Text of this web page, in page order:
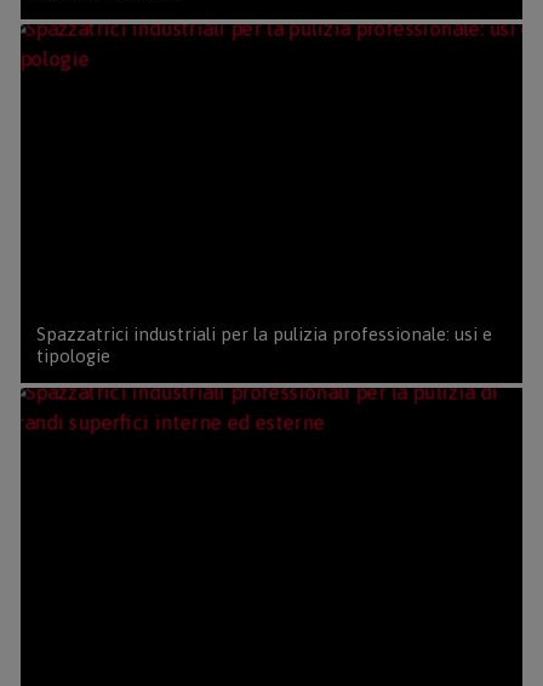
Spazzatrici industriali per la pulizia professionale: usi e
tipologie